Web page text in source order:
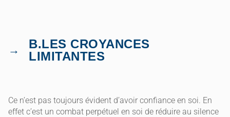
B.LES CROYANCES
LIMITANTES
Ce n’est pas toujours évident d’avoir confiance en soi. En
effet c’est un combat perpétuel en soi de réduire au silence